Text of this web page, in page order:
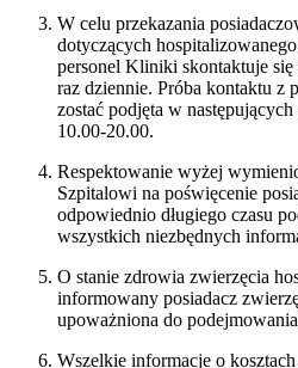
W celu przekazania
dotyczących
personel Kliniki skontaktuje
raz dziennie. Próba kontaktu z
zostać podjęta w
10.00-20.00.
Respektowanie wyżej
Szpitalowi na poświęcenie
odpowiednio długiego czasu
wszystkich niezbędnych
O stanie zdrowia zwierzęcia
informowany posiadacz
upoważniona do
Wszelkie informacje o